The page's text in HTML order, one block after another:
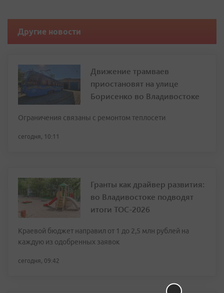
Другие новости
Движение трамваев
приостановят на улице
Борисенко во Владивостоке
Ограничения связаны с ремонтом теплосети
сегодня, 10:11
Гранты как драйвер развития:
во Владивостоке подводят
итоги ТОС-2026
Краевой бюджет направил от 1 до 2,5 млн рублей на
каждую из одобренных заявок
сегодня, 09:42